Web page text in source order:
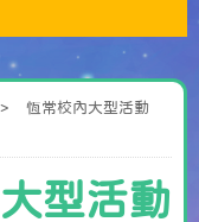
>
恆常校內大型活動
型活動